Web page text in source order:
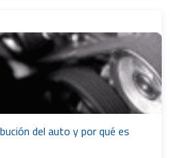
del auto y por qué es